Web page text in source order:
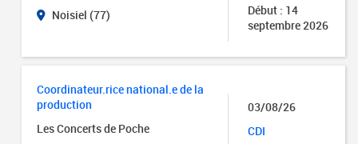
Noisiel (77)
Début : 14
septembre 2026
Coordinateur.rice national.e de la
production
Les Concerts de Poche
03/08/26
CDI